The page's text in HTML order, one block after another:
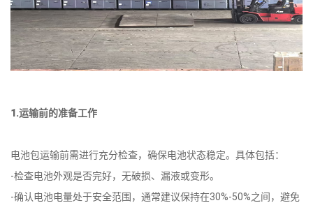
1.运输前的准备工作
电池包运输前需进行充分检查，确保电池状态稳定。具体包括：
-检查电池外观是否完好，无破损、漏液或变形。
-确认电池电量处于安全范围，通常建议保持在30%-50%之间，避免